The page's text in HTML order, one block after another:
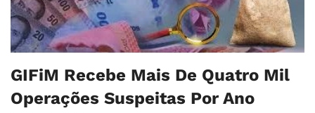
GIFiM Recebe Mais De Quatro Mil
Operações Suspeitas Por Ano